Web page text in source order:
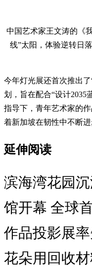
中国艺术家王文涛的《
线”太阳，体验逆转日
今年灯光展还首次推出
划，旨在配合“设计2035
指导下，青年艺术家的
着新加坡在韧性中不断进
延伸阅读
滨海湾花园
馆开幕 全球
作品投影展
花朵用回收